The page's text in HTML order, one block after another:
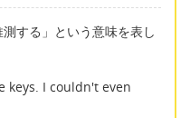
する」という意味を表し
keys. I couldn't even